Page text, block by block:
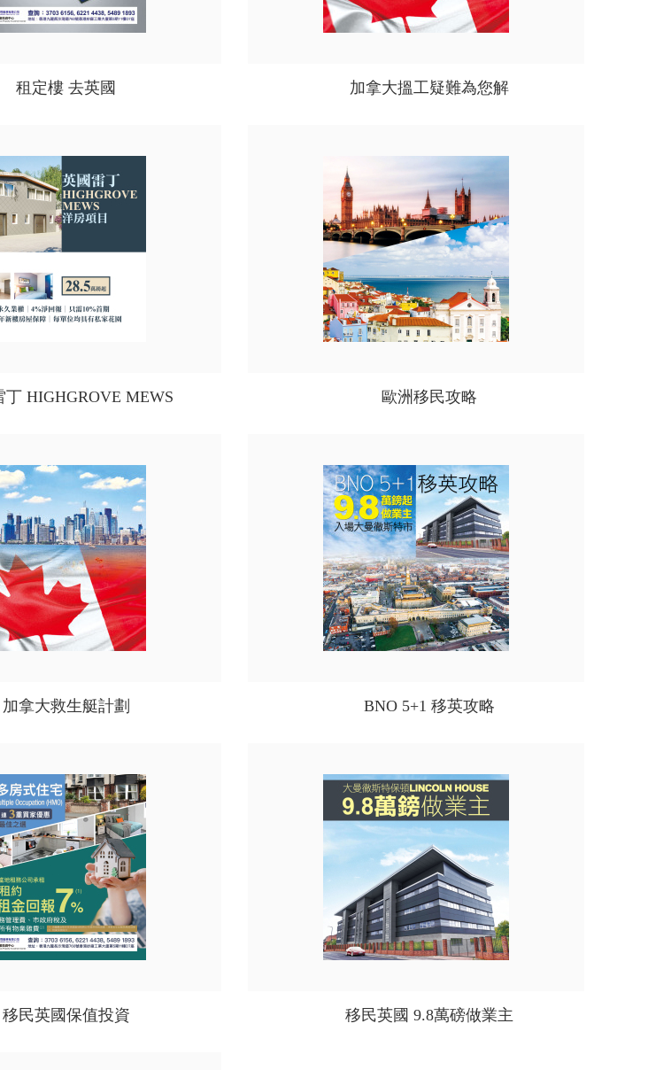
租定樓 去英國 加拿大搵工疑難為您解
丁 HIGHGROVE MEWS
歐洲移民攻略
加拿大救生艇計劃 BNO 5+1 移英攻略
移民英國保值投資 移民英國 9.8萬磅做業主